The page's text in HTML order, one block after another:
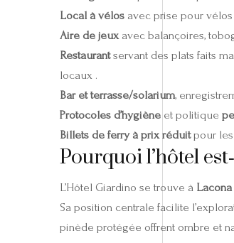
Local à vélos avec prise pour
Aire de jeux avec balançoires,
Restaurantservant des plats faits
locaux .
Bar et terrasse/solarium,
Protocoles d’hygiène et politique
Billets de ferry à prix réduitpour les
Pourquoi l’hôtel
L’Hôtel Giardino se trouve à Lacona
Sa position centrale facilite
pinède protégée offrent ombre et